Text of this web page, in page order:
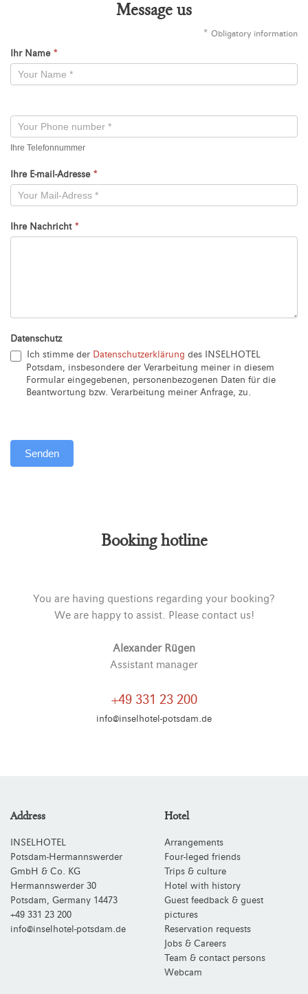
Message us
* Obligatory information
Kontaktformular
-
Ihr Name *
Ihre Telefonnummer
Ihre E-mail-Adresse *
Ihre Nachricht *
Datenschutz
Ich stimme der Datenschutzerklärung des INSELHOTEL
Potsdam, insbesondere der Verarbeitung meiner in diesem
Formular eingegebenen, personenbezogenen Daten für die
Beantwortung bzw. Verarbeitung meiner Anfrage, zu.
Senden
Booking hotline
You are having questions regarding your booking?
We are happy to assist. Please contact us!
Alexander Rügen
Assistant manager
+49 331 23 200
info@inselhotel-potsdam.de
Address
INSELHOTEL
Potsdam-Hermannswerder
GmbH & Co. KG
Hermannswerder 30
Potsdam, Germany 14473
+49 331 23 200
info@inselhotel-potsdam.de
Hotel
Arrangements
Four-leged friends
Trips & culture
Hotel with history
Guest feedback & guest
pictures
Reservation requests
Jobs & Careers
Team & contact persons
Webcam